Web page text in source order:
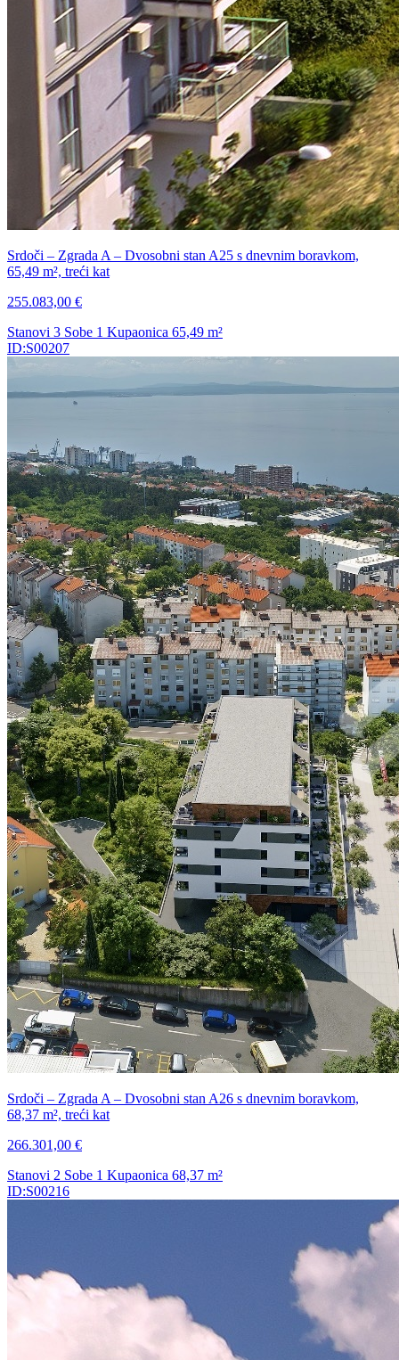
Srdoči – Zgrada A – Dvosobni stan A25 s dnevnim boravkom,
65,49 m², treći kat
255.083,00 €
Stanovi 3 Sobe 1 Kupaonica 65,49 m²
ID:S00207
Srdoči – Zgrada A – Dvosobni stan A26 s dnevnim boravkom,
68,37 m², treći kat
266.301,00 €
Stanovi 2 Sobe 1 Kupaonica 68,37 m²
ID:S00216